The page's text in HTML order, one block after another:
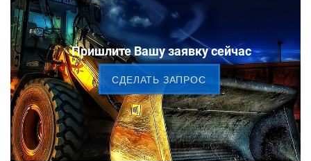
Пришлите Вашу заявку сейчас
CДЕЛАТЬ ЗАПРОС